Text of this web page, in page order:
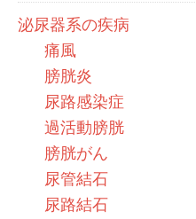
泌尿器系の疾病
痛風
膀胱炎
尿路感染症
過活動膀胱
膀胱がん
尿管結石
尿路結石